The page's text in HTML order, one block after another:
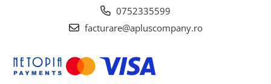
0752335599
facturare@apluscompany.ro